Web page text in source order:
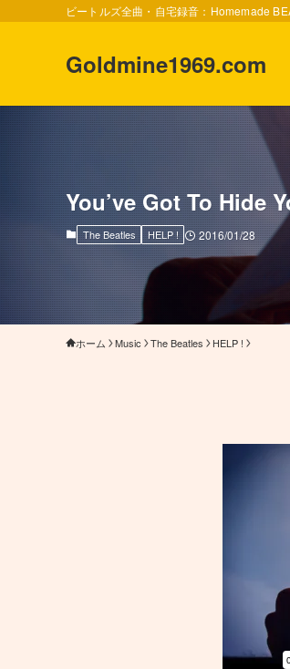
ビートルズ全曲・自宅録音：Homemade
Goldmine1969.com
You’ve Got To Hide
The Beatles HELP ! 2016/01/28
ホーム Music The Beatles HELP !